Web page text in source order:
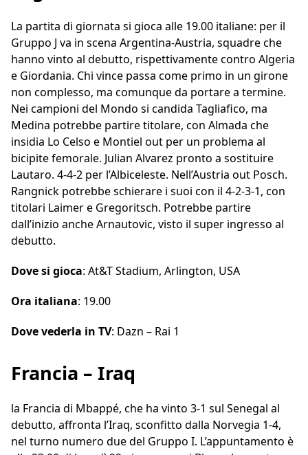
La partita di giornata si gioca alle 19.00 italiane: per il
Gruppo J va in scena Argentina-Austria, squadre che
hanno vinto al debutto, rispettivamente contro Algeria
e Giordania. Chi vince passa come primo in un girone
non complesso, ma comunque da portare a termine.
Nei campioni del Mondo si candida Tagliafico, ma
Medina potrebbe partire titolare, con Almada che
insidia Lo Celso e Montiel out per un problema al
bicipite femorale. Julian Alvarez pronto a sostituire
Lautaro. 4-4-2 per l’Albiceleste. Nell’Austria out Posch.
Rangnick potrebbe schierare i suoi con il 4-2-3-1, con
titolari Laimer e Gregoritsch. Potrebbe partire
dall’inizio anche Arnautovic, visto il super ingresso al
debutto.
Dove si gioca: At&T Stadium, Arlington, USA
Ora italiana: 19.00
Dove vederla in TV: Dazn – Rai 1
Francia – Iraq
la Francia di Mbappé, che ha vinto 3-1 sul Senegal al
debutto, affronta l’Iraq, sconfitto dalla Norvegia 1-4,
nel turno numero due del Gruppo I. L’appuntamento è